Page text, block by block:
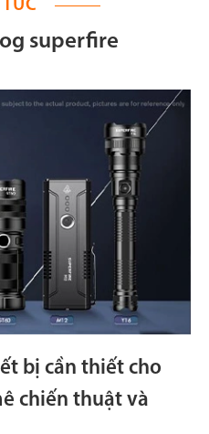
TỨC
superfire
bị cần thiết cho
chiến thuật và